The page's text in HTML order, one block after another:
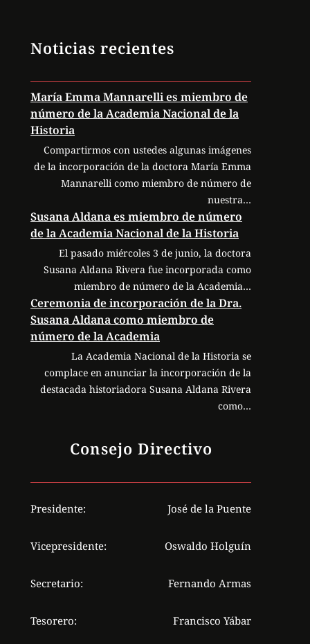
Noticias recientes
María Emma Mannarelli es miembro de
número de la Academia Nacional de la
Historia
Compartirmos con ustedes algunas imágenes
de la incorporación de la doctora María Emma
Mannarelli como miembro de número de
nuestra…
Susana Aldana es miembro de número
de la Academia Nacional de la Historia
El pasado miércoles 3 de junio, la doctora
Susana Aldana Rivera fue incorporada como
miembro de número de la Academia…
Ceremonia de incorporación de la Dra.
Susana Aldana como miembro de
número de la Academia
La Academia Nacional de la Historia se
complace en anunciar la incorporación de la
destacada historiadora Susana Aldana Rivera
como…
Consejo Directivo
Presidente: José de la Puente
Vicepresidente: Oswaldo Holguín
Secretario: Fernando Armas
Tesorero: Francisco Yábar